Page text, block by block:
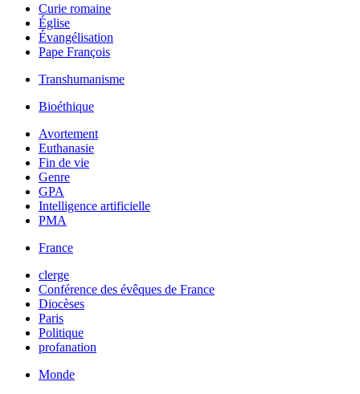
Curie romaine
Église
Évangélisation
Pape François
Transhumanisme
Bioéthique
Avortement
Euthanasie
Fin de vie
Genre
GPA
Intelligence artificielle
PMA
France
clerge
Conférence des évêques de France
Diocèses
Paris
Politique
profanation
Monde